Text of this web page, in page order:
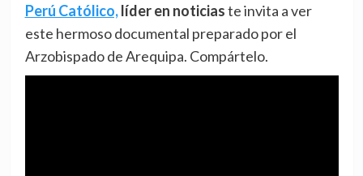
Perú Católico,líder en noticiaste invita a ver
este hermoso documental preparado por el
Arzobispado de Arequipa. Compártelo.